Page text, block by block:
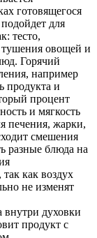
готовящегося
для
тесто,
овощей и
Горячий
например
продукта и
процент
и мягкость
печения, жарки,
смешения
разные блюда на
как воздух
не изменят
внутри духовки
продукт с